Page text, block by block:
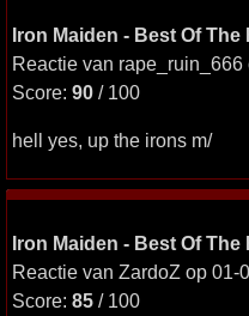
Iron Maiden - Best Of The
Reactie van
Score: 90 / 100
hell yes, up the irons m/
Iron Maiden - Best Of The
Reactie van ZardoZ op 01-
Score: 85 / 100